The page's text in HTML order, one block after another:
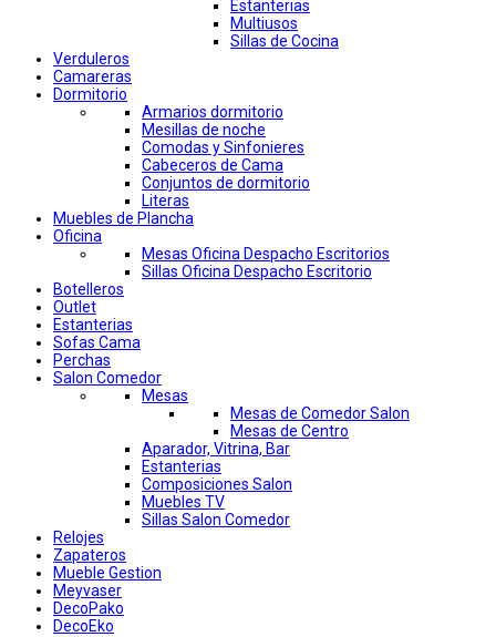
Estanterias
Multiusos
Sillas de Cocina
Verduleros
Camareras
Dormitorio
Armarios dormitorio
Mesillas de noche
Comodas y Sinfonieres
Cabeceros de Cama
Conjuntos de dormitorio
Literas
Muebles de Plancha
Oficina
Mesas Oficina Despacho Escritorios
Sillas Oficina Despacho Escritorio
Botelleros
Outlet
Estanterias
Sofas Cama
Perchas
Salon Comedor
Mesas
Mesas de Comedor Salon
Mesas de Centro
Aparador, Vitrina, Bar
Estanterias
Composiciones Salon
Muebles TV
Sillas Salon Comedor
Relojes
Zapateros
Mueble Gestion
Meyvaser
DecoPako
DecoEko